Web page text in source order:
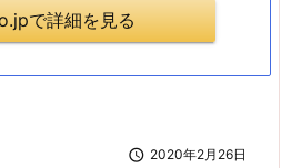
で詳細を見る
 2020年2月26日